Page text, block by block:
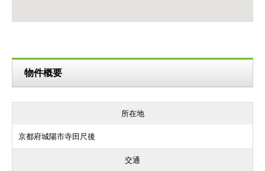
物件概要
所在地
京都府城陽市寺田尺後
交通